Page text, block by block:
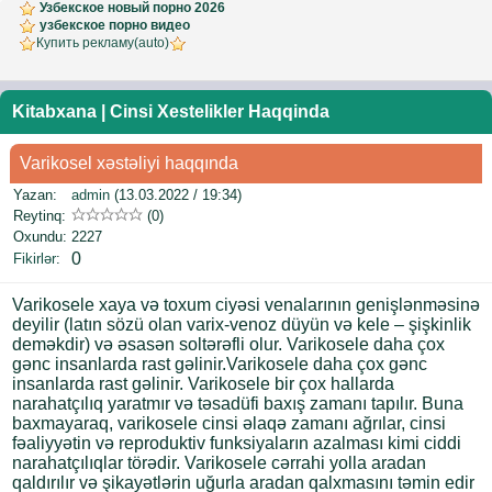
Узбекское новый порно 2026
узбекское порно видео
Купить рекламу(auto)
Kitabxana Cinsi Xestelikler Haqqinda
Varikosel xəstəliyi haqqında
Yazan: admin (13.03.2022 / 19:34)
Reytinq:
(0)
Oxundu: 2227
Fikirlər: 0
Varikosele xaya və toxum ciyəsi venalarının genişlənməsinə
deyilir (latın sözü olan varix-venoz düyün və kele – şişkinlik
deməkdir) və əsasən soltərəfli olur. Varikosele daha çox
gənc insanlarda rast gəlinir.Varikosele daha çox gənc
insanlarda rast gəlinir. Varikosele bir çox hallarda
narahatçılıq yaratmır və təsadüfi baxış zamanı tapılır. Buna
baxmayaraq, varikosele cinsi əlaqə zamanı ağrılar, cinsi
fəaliyyətin və reproduktiv funksiyaların azalması kimi ciddi
narahatçılıqlar törədir. Varikosele cərrahi yolla aradan
qaldırılır və şikayətlərin uğurla aradan qalxmasını təmin edir